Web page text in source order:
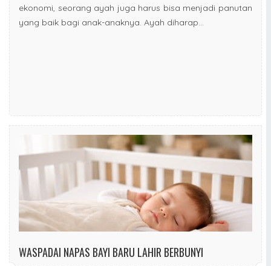
ekonomi, seorang ayah juga harus bisa menjadi panutan
yang baik bagi anak-anaknya. Ayah diharap...
WASPADAI NAPAS BAYI BARU LAHIR BERBUNYI